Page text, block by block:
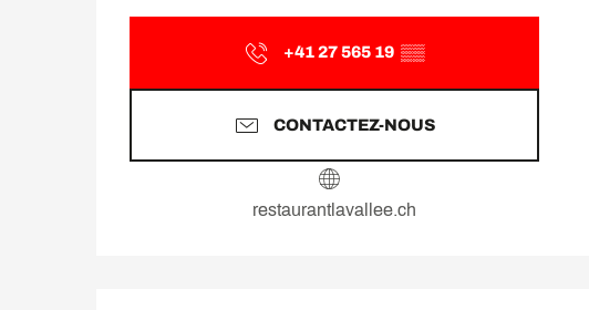
+41 27 565 19 ▒▒
CONTACTEZ-NOUS
restaurantlavallee.ch